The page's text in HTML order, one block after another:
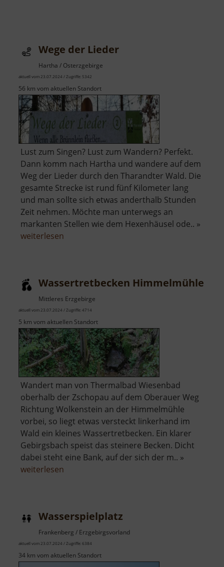
Wege der Lieder
Hartha / Osterzgebirge
aktuell vom 23.07.2024 / Zugriffe: 5342
56 km vom aktuellen Standort
Lust zum Singen? Lust zum Wandern? Perfekt.
Dann komm nach Hartha und wandere auf dem
Weg der Lieder durch den Tharandter Wald. Die
gesamte Strecke ist rund fünf Kilometer lang
und man sollte sich etwas anderthalb Stunden
Zeit nehmen. Möchte man unterwegs an
markanten Stellen wie dem Hexenhäusel ode.. »
weiterlesen
Wassertretbecken Himmelmühle
Mittleres Erzgebirge
aktuell vom 23.07.2024 / Zugriffe: 4714
5 km vom aktuellen Standort
Wandert man von Thermalbad Wiesenbad
oberhalb der Zschopau auf dem Oberauer Weg
Richtung Wolkenstein an der Himmelmühle
vorbei, so liegt etwas versteckt linkerhand im
Wald ein kleines Wassertretbecken. Ein klarer
Gebirgsbach speist das steinere Becken. Dicht
dabei steht eine Bank, auf der sich der m.. »
weiterlesen
Wasserspielplatz
Frankenberg / Erzgebirgsvorland
aktuell vom 23.07.2024 / Zugriffe: 6384
34 km vom aktuellen Standort